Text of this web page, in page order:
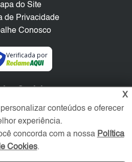
do Site
de Privacidade
Conosco
Verificada por
Sociais
X
conteúdos e oferecer
experiência.
concorda com a nossa Política
Cookies.